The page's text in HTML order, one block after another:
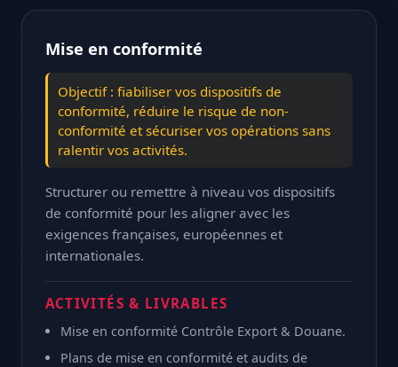
Mise en conformité
Objectif : fiabiliser vos dispositifs de
conformité, réduire le risque de non-
conformité et sécuriser vos opérations sans
ralentir vos activités.
Structurer ou remettre à niveau vos dispositifs
de conformité pour les aligner avec les
exigences françaises, européennes et
internationales.
ACTIVITÉS & LIVRABLES
Mise en conformité Contrôle Export & Douane.
Plans de mise en conformité et audits de